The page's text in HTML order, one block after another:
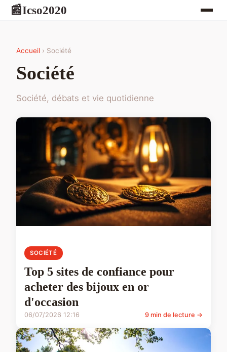
📰Icso2020
Accueil › Société
Société
Société, débats et vie quotidienne
SOCIÉTÉ
Top 5 sites de confiance pour
acheter des bijoux en or
d'occasion
06/07/2026 12:16 9 min de lecture →